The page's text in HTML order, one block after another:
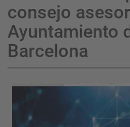
consejo
Ayuntamiento
Barcelona